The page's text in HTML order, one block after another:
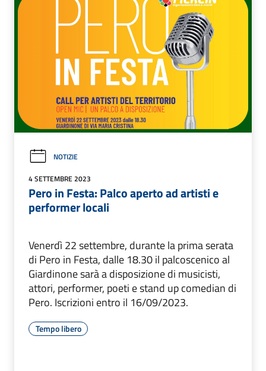
NOTIZIE
4 SETTEMBRE 2023
Pero in Festa: Palco aperto ad artisti e
performer locali
Venerdì 22 settembre, durante la prima serata
di Pero in Festa, dalle 18.30 il palcoscenico al
Giardinone sarà a disposizione di musicisti,
attori, performer, poeti e stand up comedian di
Pero. Iscrizioni entro il 16/09/2023.
Tempo libero